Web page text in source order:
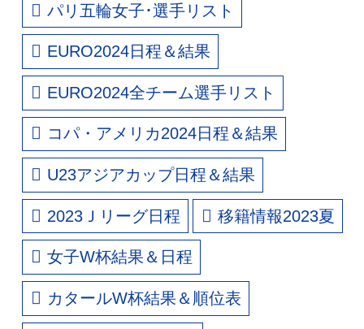
パリ五輪女子･選手リスト
EURO2024日程＆結果
EURO2024全チーム選手リスト
コパ・アメリカ2024日程＆結果
U23アジアカップ日程＆結果
2023Ｊリーグ日程 移籍情報2023夏
女子W杯結果＆日程
カタールW杯結果＆順位表